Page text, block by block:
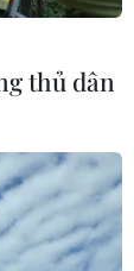
thủ dân